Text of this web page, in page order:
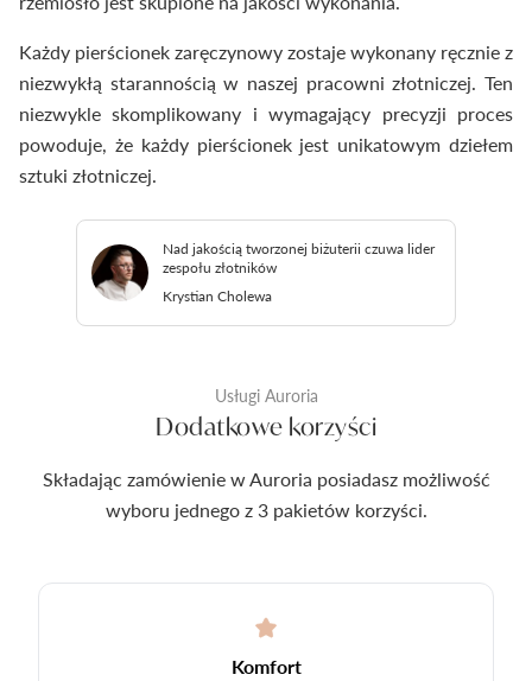
Każdy pierścionek zaręczynowy zostaje wykonany ręcznie z
niezwykłą starannością w naszej pracowni złotniczej. Ten
niezwykle skomplikowany i wymagający precyzji proces
powoduje, że każdy pierścionek jest unikatowym dziełem
sztuki złotniczej.
Nad jakością tworzonej biżuterii czuwa lider
zespołu złotników
Krystian Cholewa
Usługi Auroria
Dodatkowe korzyści
Składając zamówienie w Auroria posiadasz możliwość
wyboru jednego z 3 pakietów korzyści.
Komfort